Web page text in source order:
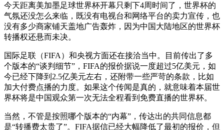
今天距离美加墨足球世界杯开幕只剩下4周时间了，世界杯的
气氛还没怎么来临，既没有电视台和网络平台的卖力宣传，也
没有多少商家铺天盖地广告轰炸，因为中国大陆地区的世界杯
转播权还悬而未决。
国际足联（FIFA）和央视方面还在接洽当中。目前传出了多
个版本的“谈判细节”，FIFA的报价据说一度超过5亿美元，如
今已经下降到2.5亿美元左右，还附带一些严苛的条款，比如
加大付费点播的力度。如果这个传闻是真的，就意味着本届世
界杯将是中国观众第一次无法全程看到免费直播的世界杯。
当然，不管是按照哪个版本的“内幕”，传达出的共同信息都
是“转播费太贵了”。FIFA据信已经大幅降低了最初的报价，但